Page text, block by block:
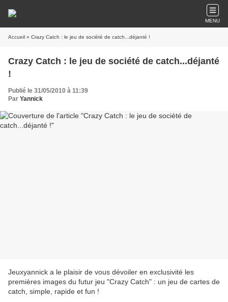
MENU
Accueil » Crazy Catch : le jeu de société de catch...déjanté !
Crazy Catch : le jeu de société de catch...déjanté
!
Publié le 31/05/2010 à 11:39
Par Yannick
Jeuxyannick a le plaisir de vous dévoiler en exclusivité les
premières images du futur jeu "Crazy Catch" : un jeu de cartes de
catch, simple, rapide et fun !